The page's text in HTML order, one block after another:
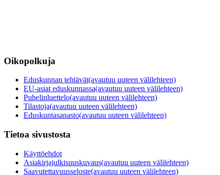
Oikopolkuja
Eduskunnan tehtävät(avautuu uuteen välilehteen)
EU-asiat eduskunnassa(avautuu uuteen välilehteen)
Puhelinluettelo(avautuu uuteen välilehteen)
Tilastoja(avautuu uuteen välilehteen)
Eduskuntasanasto(avautuu uuteen välilehteen)
Tietoa sivustosta
Käyttöehdot
Asiakirjajulkisuuskuvaus(avautuu uuteen välilehteen)
Saavutettavuusseloste(avautuu uuteen välilehteen)